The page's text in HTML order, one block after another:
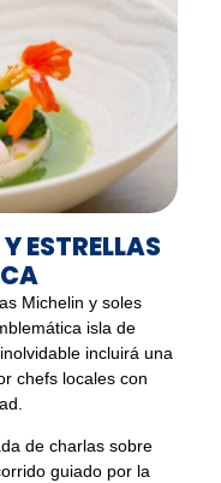
ESTRELLAS
Michelin y soles
isla de
incluirá una
chefs locales con
de charlas sobre
guiado por la